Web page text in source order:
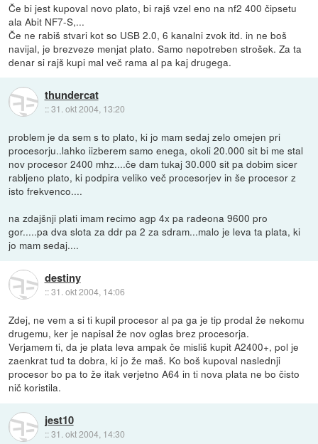
Če bi jest kupoval novo plato, bi rajš vzel eno na nf2 400 čipsetu
ala Abit NF7-S,...
Če ne rabiš stvari kot so USB 2.0, 6 kanalni zvok itd. in ne boš
navijal, je brezveze menjat plato. Samo nepotreben strošek. Za ta
denar si rajš kupi mal več rama al pa kaj drugega.
thundercat
::31. okt 2004, 13:20
problem je da sem s to plato, ki jo mam sedaj zelo omejen pri
procesorju..lahko iizberem samo enega, okoli 20.000 sit bi me stal
nov procesor 2400 mhz....če dam tukaj 30.000 sit pa dobim sicer
rabljeno plato, ki podpira veliko več procesorjev in še procesor z
isto frekvenco....
na zdajšnji plati imam recimo agp 4x pa radeona 9600 pro
gor.....pa dva slota za ddr pa 2 za sdram...malo je leva ta plata, ki
jo mam sedaj....
destiny
::31. okt 2004, 14:06
Zdej, ne vem a si ti kupil procesor al pa ga je tip prodal že nekomu
drugemu, ker je napisal že nov oglas brez procesorja.
Verjamem ti, da je plata leva ampak če misliš kupit A2400+, pol je
zaenkrat tud ta dobra, ki jo že maš. Ko boš kupoval naslednji
procesor bo pa to že itak verjetno A64 in ti nova plata ne bo čisto
nič koristila.
jest10
::31. okt 2004, 14:30